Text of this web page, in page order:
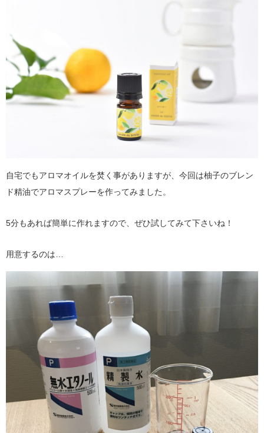
自宅でもアロマオイルを焚く事がありますが、今回は柚子のブレン
ド精油でアロマスプレーを作ってみました。
5分もあれば簡単に作れますので、ぜひ試してみて下さいね！
用意するのは…